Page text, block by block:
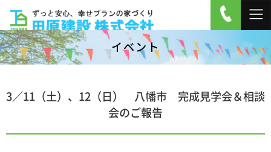
イベント
3／11（土）、12（日） 八幡市 完成見学会＆相談
会のご報告